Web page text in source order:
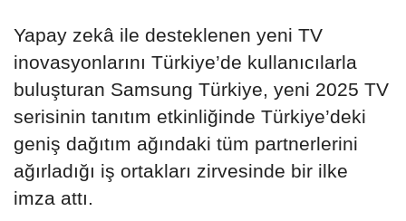
Yapay zekâ ile desteklenen yeni TV
inovasyonlarını Türkiye’de kullanıcılarla
buluşturan Samsung Türkiye, yeni 2025 TV
serisinin tanıtım etkinliğinde Türkiye’deki
geniş dağıtım ağındaki tüm partnerlerini
ağırladığı iş ortakları zirvesinde bir ilke
imza attı.